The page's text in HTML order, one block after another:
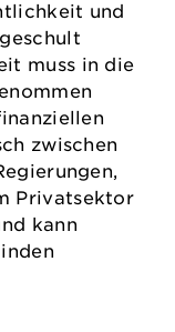
und
muss in die
zwischen
Privatsektor
kann